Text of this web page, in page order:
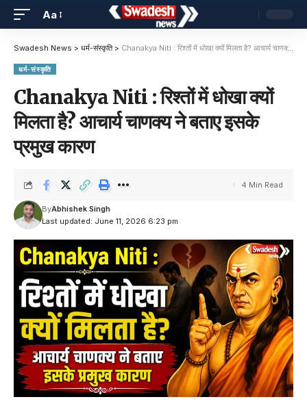
Aa
Swadesh News > धर्म-संस्कृति> Chanakya Niti : रिश्तों में धोखा क्यों मिलता है? आचार्य चाणक्य ने बताए इसके प्रमुख कारण
धर्म-संस्कृति
Chanakya Niti : रिश्तों में धोखा क्यों
मिलता है? आचार्य चाणक्य ने बताए इसके
प्रमुख कारण
Last updated: June 11, 2026 6:23 pm
ByAbhishek Singh
4 Min Read